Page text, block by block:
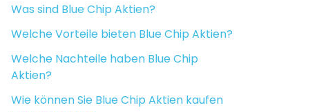
Was sind Blue Chip Aktien?
Welche Vorteile bieten Blue Chip Aktien?
Welche Nachteile haben Blue Chip
Aktien?
Wie können Sie Blue Chip Aktien kaufen